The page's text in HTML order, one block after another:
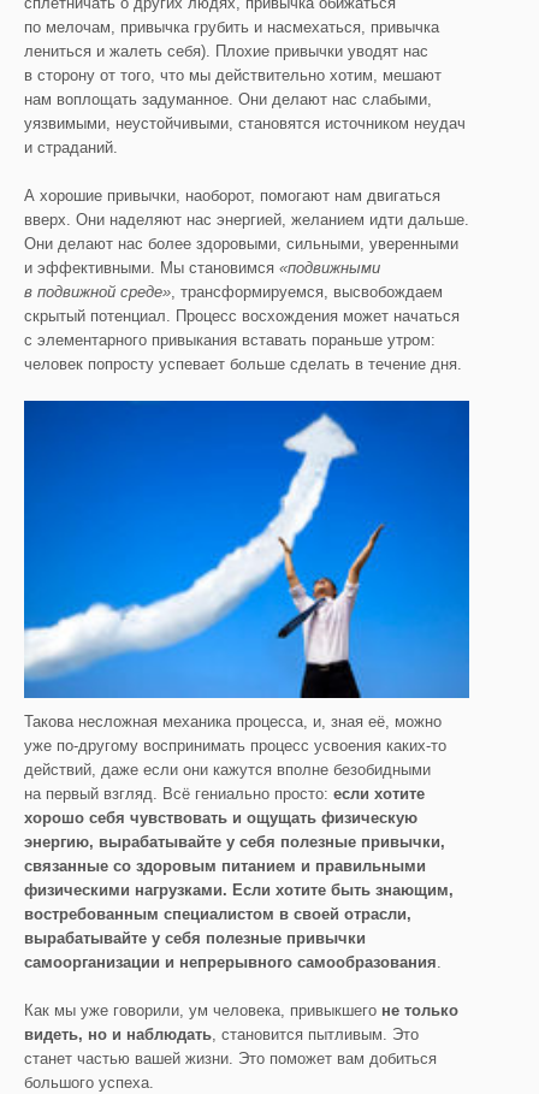
по мелочам, привычка грубить и насмехаться, привычка
лениться и жалеть себя). Плохие привычки уводят нас
в сторону от того, что мы действительно хотим, мешают
нам воплощать задуманное. Они делают нас слабыми,
уязвимыми, неустойчивыми, становятся источником неудач
и страданий.
А хорошие привычки, наоборот, помогают нам двигаться
вверх. Они наделяют нас энергией, желанием идти дальше.
Они делают нас более здоровыми, сильными, уверенными
и эффективными. Мы становимся «подвижными
в подвижной среде», трансформируемся, высвобождаем
скрытый потенциал. Процесс восхождения может начаться
с элементарного привыкания вставать пораньше утром:
человек попросту успевает больше сделать в течение дня.
Такова несложная механика процесса, и, зная её, можно
уже по-другому воспринимать процесс усвоения каких-то
действий, даже если они кажутся вполне безобидными
на первый взгляд. Всё гениально просто: если хотите
хорошо себя чувствовать и ощущать физическую
энергию, вырабатывайте у себя полезные привычки,
связанные со здоровым питанием и правильными
физическими нагрузками. Если хотите быть знающим,
востребованным специалистом в своей отрасли,
вырабатывайте у себя полезные привычки
самоорганизации и непрерывного самообразования.
Как мы уже говорили, ум человека, привыкшего не только
видеть, но и наблюдать, становится пытливым. Это
станет частью вашей жизни. Это поможет вам добиться
большого успеха.